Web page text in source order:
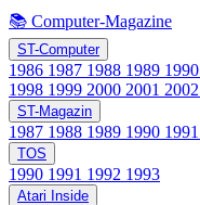
📚 Computer-Magazine
ST-Computer
1986 1987 1988 1989 1990
1998 1999 2000 2001 2002
ST-Magazin
1987 1988 1989 1990 1991
TOS
1990 1991 1992 1993
Atari Inside